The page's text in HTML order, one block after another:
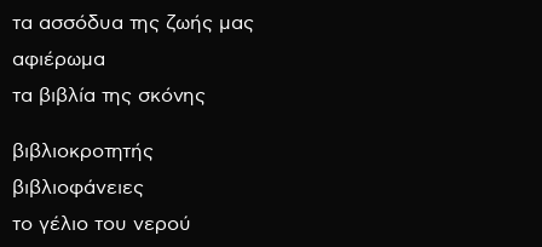
τα ασσόδυα της ζωής μας
αφιέρωμα
τα βιβλία της σκόνης
βιβλιοκροτητής
βιβλιοφάνειες
το γέλιο του νερού